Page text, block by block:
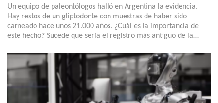
Un equipo de paleontólogos halló en Argentina la evidencia.
Hay restos de un gliptodonte con muestras de haber sido
carneado hace unos 21.000 años. ¿Cuál es la importancia de
este hecho? Sucede que sería el registro más antiguo de la…